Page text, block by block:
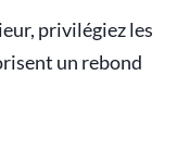
privilégiez les
un rebond